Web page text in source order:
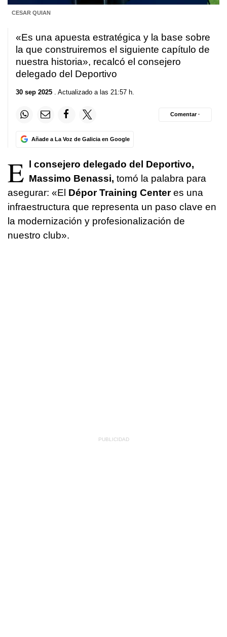
CESAR QUIAN
«Es una apuesta estratégica y la base sobre
la que construiremos el siguiente capítulo de
nuestra historia», recalcó el consejero
delegado del Deportivo
30 sep 2025 . Actualizado a las 21:57 h.
Añade a La Voz de Galicia en Google
Comentar ·
E l consejero delegado del Deportivo,
Massimo Benassi, tomó la palabra para
asegurar: «El Dépor Training Centeres una
infraestructura que representa un paso clave en
la modernización y profesionalización de
nuestro club».